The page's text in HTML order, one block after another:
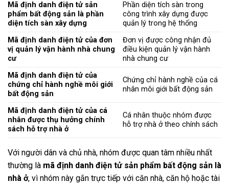
Mã định danh điện tử sản
phẩm bất động sản là phần
diện tích sàn xây dựng
Phần diện tích sàn trong
công trình xây dựng được
quản lý trong hệ thống
Mã định danh điện tử của đơn
vị quản lý vận hành nhà chung
cư
Đơn vị được công nhận đủ
điều kiện quản lý vận hành
nhà chung cư
Mã định danh điện tử của
chứng chỉ hành nghề môi giới
bất động sản
Chứng chỉ hành nghề của cá
nhân môi giới bất động sản
Mã định danh điện tử của cá
nhân được thụ hưởng chính
sách hỗ trợ nhà ở
Cá nhân thuộc nhóm được
hỗ trợ nhà ở theo chính sách
Với người dân và chủ nhà, nhóm được quan tâm nhiều nhất
thường là mã định danh điện tử sản phẩm bất động sản là
nhà ở, vì nhóm này gắn trực tiếp với căn nhà, căn hộ hoặc tài